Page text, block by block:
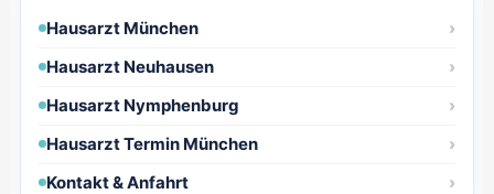
Hausarzt München
Hausarzt Neuhausen
Hausarzt Nymphenburg
Hausarzt Termin München
Kontakt & Anfahrt